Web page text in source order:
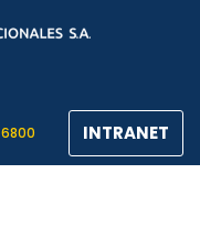
INTRANET